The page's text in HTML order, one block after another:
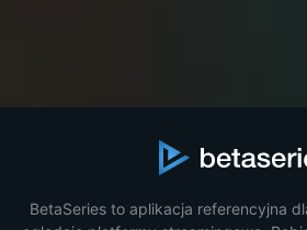
BetaSeries to aplikacja referencyjna